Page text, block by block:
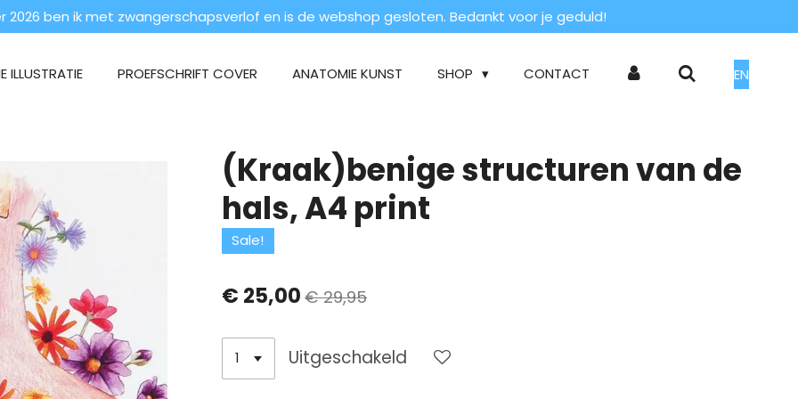
2026 ben ik met zwangerschapsverlof en is de webshop gesloten. Bedankt voor je geduld!
ILLUSTRATIE PROEFSCHRIFT COVER ANATOMIE KUNST SHOP CONTACT EN
(Kraak)benige structuren van de
hals, A4 print
Sale!
€ 25,00 € 29,95
Uitgeschakeld